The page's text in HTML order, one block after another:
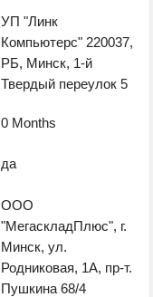
УП "Линк
Компьютерс" 220037,
РБ, Минск, 1-й
Твердый переулок 5
0 Months
да
ООО
"МегаскладПлюс", г.
Минск, ул.
Родниковая, 1А, пр-т.
Пушкина 68/4